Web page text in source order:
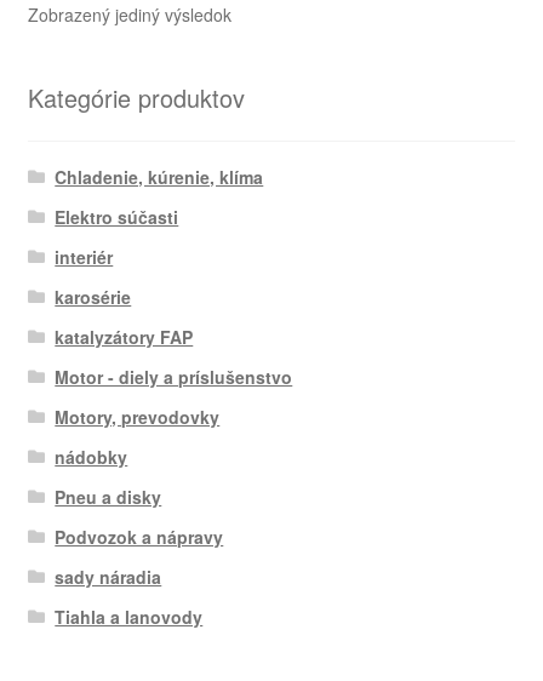
Zobrazený jediný výsledok
Kategórie produktov
Chladenie, kúrenie, klíma
Elektro súčasti
interiér
karosérie
katalyzátory FAP
Motor - diely a príslušenstvo
Motory, prevodovky
nádobky
Pneu a disky
Podvozok a nápravy
sady náradia
Tiahla a lanovody